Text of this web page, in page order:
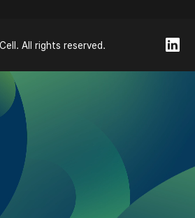
All rights reserved.